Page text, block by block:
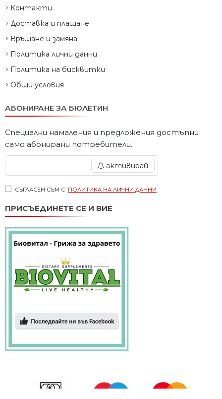
Контакти
Доставка и плащане
Връщане и замяна
Политика лични данни
Политика на бисквитки
Общи условия
АБОНИРАНЕ ЗА БЮЛЕТИН
Специални намаления и предложения достъпни
само абонирани потребители.
активирай
СЪГЛАСЕН СЪМ С ПОЛИТИКА НА ЛИЧНИ ДАННИ
ПРИСЪЕДИНЕТЕ СЕ И ВИЕ